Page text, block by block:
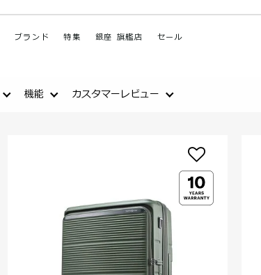
ブランド 特集 銀座 旗艦店 セール
機能 カスタマーレビュー